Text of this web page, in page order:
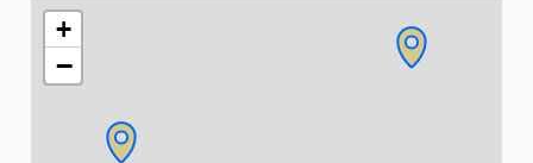
L'elemento seguente è una mappa che presenta gli
+
−